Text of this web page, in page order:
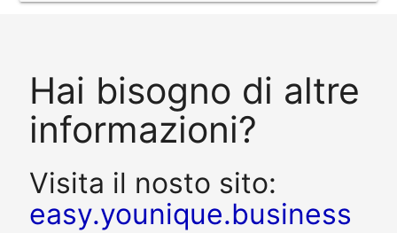
Hai bisogno di altre
informazioni?
Visita il nosto sito:
easy.younique.business